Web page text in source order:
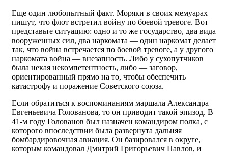
Еще один любопытный факт. Моряки в своих мемуарах
пишут, что флот встретил войну по боевой тревоге. Вот
представьте ситуацию: одно и то же государство, два вида
вооруженных сил, два наркомата — один наркомат делает
так, что война встречается по боевой тревоге, а у другого
наркомата война — внезапность. Либо у сухопутчиков
была некая некомпетентность, либо — заговор,
ориентированный прямо на то, чтобы обеспечить
катастрофу и поражение Советского союза.
Если обратиться к воспоминаниям маршала Александра
Евгеньевича Голованова, то он приводит такой эпизод. В
41-м году Голованов был назначен командиром полка, с
которого впоследствии была развернута дальняя
бомбардировочная авиация. Он базировался в округе,
которым командовал Дмитрий Григорьевич Павлов, и